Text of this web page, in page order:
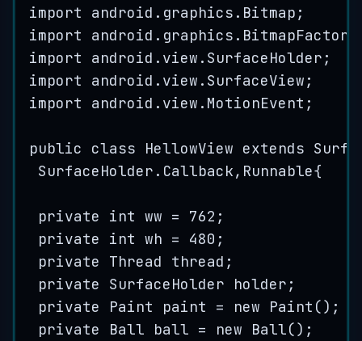
import
android . graphics . Bitmap ;
import
android . graphics . BitmapFactory
import
android . view . SurfaceHolder ;
import
android . view . SurfaceView ;
import
android . view . MotionEvent ;
public class HellowView extends
SurfaceHolder.Callback, Runnable{
private int ww = 762 ;
private
int wh = 480 ;
private
Thread thread ;
private
SurfaceHolder holder ;
private
Paint paint = new Paint () ;
private
Ball ball = new Ball() ;